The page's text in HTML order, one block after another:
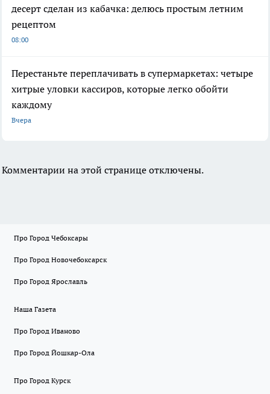
десерт сделан из кабачка: делюсь простым летним
рецептом
08:00
Перестаньте переплачивать в супермаркетах: четыре
хитрые уловки кассиров, которые легко обойти
каждому
Вчера
Комментарии на этой странице отключены.
Про Город Чебоксары
Про Город Новочебоксарск
Про Город Ярославль
Наша Газета
Про Город Иваново
Про Город Йошкар-Ола
Про Город Курск